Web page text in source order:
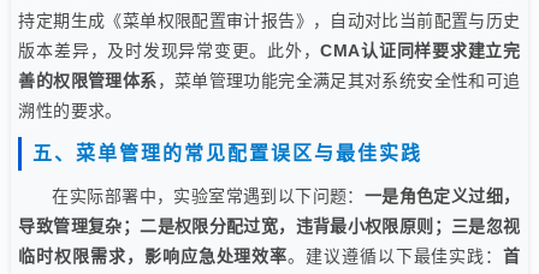
持定期生成《菜单权限配置审计报告》，自动对比当前配置与历史
版本差异，及时发现异常变更。此外，CMA认证同样要求建立完
善的权限管理体系，菜单管理功能完全满足其对系统安全性和可追
溯性的要求。
五、菜单管理的常见配置误区与最佳实践
在实际部署中，实验室常遇到以下问题： 一是角色定义过细，
导致管理复杂；二是权限分配过宽，违背最小权限原则；三是忽视
临时权限需求，影响应急处理效率。建议遵循以下最佳实践：首